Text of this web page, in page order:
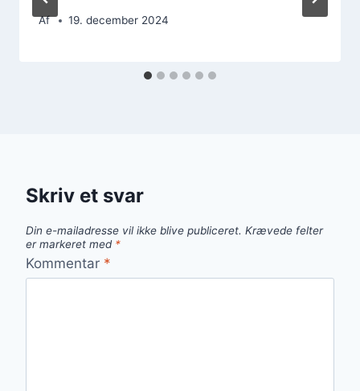
Af 19. december 2024
Skriv et svar
Din e-mailadresse vil ikke blive publiceret. Krævede felter
er markeret med *
Kommentar *